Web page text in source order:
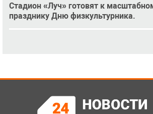
Стадион «Луч» готовят к
празднику Дню физкультурника.